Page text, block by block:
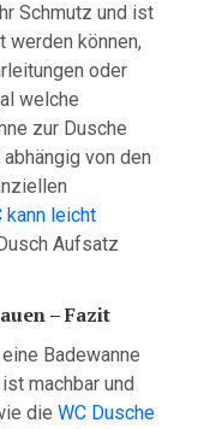
Schmutz und ist
werden können,
oder
welche
zur Dusche
von den
kann leicht
Aufsatz
– Fazit
Badewanne
machbar und
die WC Dusche